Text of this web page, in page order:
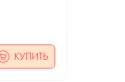
КУПИТЬ